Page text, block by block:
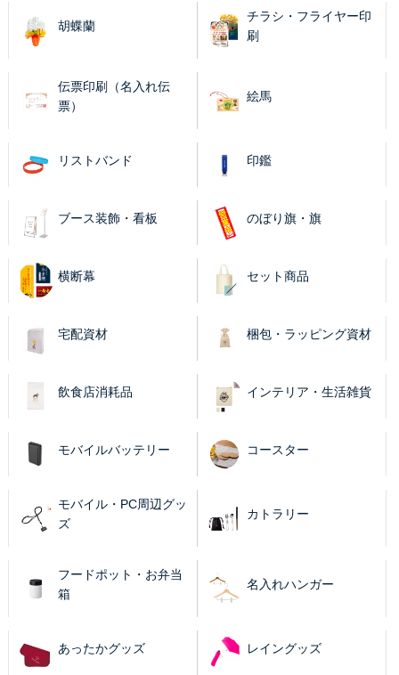
胡蝶蘭
チラシ・フライヤー印
刷
伝票印刷（名入れ伝
票）
絵馬
リストバンド 印鑑
ブース装飾・看板 のぼり旗・旗
横断幕 セット商品
宅配資材 梱包・ラッピング資材
飲食店消耗品 インテリア・生活雑貨
モバイルバッテリー コースター
モバイル・PC周辺グッ
ズ
カトラリー
フードポット・お弁当
箱
名入れハンガー
あったかグッズ レイングッズ